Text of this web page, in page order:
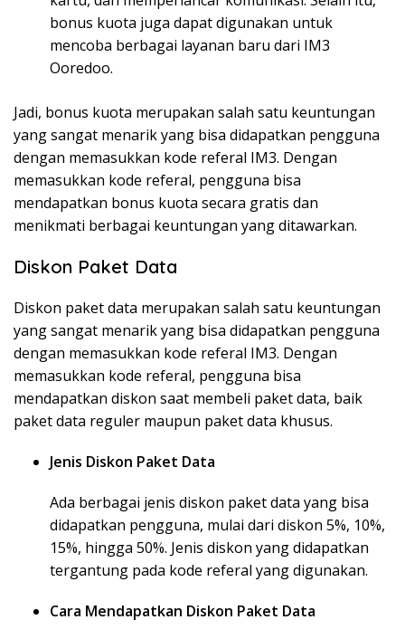
bonus kuota juga dapat digunakan untuk
mencoba berbagai layanan baru dari IM3
Ooredoo.
Jadi, bonus kuota merupakan salah satu keuntungan
yang sangat menarik yang bisa didapatkan pengguna
dengan memasukkan kode referal IM3. Dengan
memasukkan kode referal, pengguna bisa
mendapatkan bonus kuota secara gratis dan
menikmati berbagai keuntungan yang ditawarkan.
Diskon Paket Data
Diskon paket data merupakan salah satu keuntungan
yang sangat menarik yang bisa didapatkan pengguna
dengan memasukkan kode referal IM3. Dengan
memasukkan kode referal, pengguna bisa
mendapatkan diskon saat membeli paket data, baik
paket data reguler maupun paket data khusus.
Jenis Diskon Paket Data
Ada berbagai jenis diskon paket data yang bisa
didapatkan pengguna, mulai dari diskon 5%, 10%,
15%, hingga 50%. Jenis diskon yang didapatkan
tergantung pada kode referal yang digunakan.
Cara Mendapatkan Diskon Paket Data